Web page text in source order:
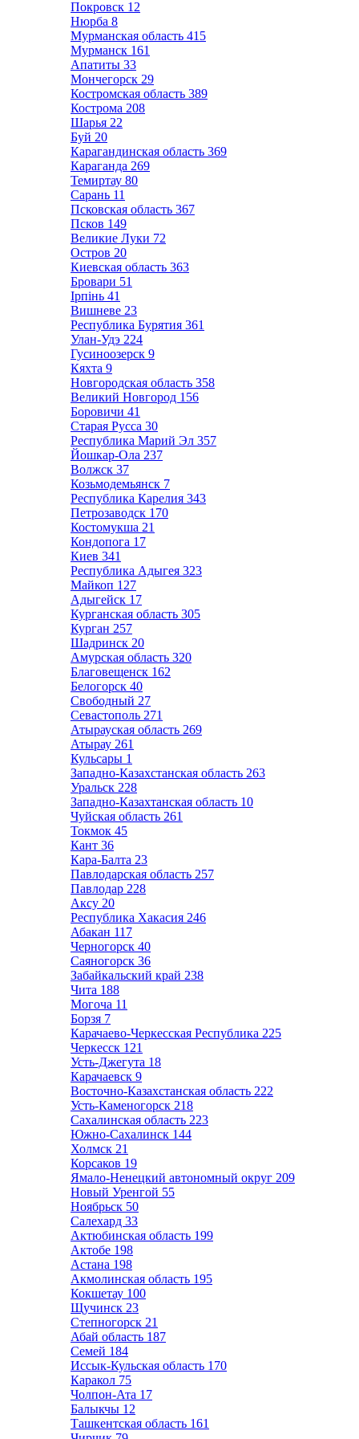
Покровск 12
Нюрба 8
Мурманская область 415
Мурманск 161
Апатиты 33
Мончегорск 29
Костромская область 389
Кострома 208
Шарья 22
Буй 20
Карагандинская область 369
Караганда 269
Темиртау 80
Сарань 11
Псковская область 367
Псков 149
Великие Луки 72
Остров 20
Киевская область 363
Бровари 51
Ірпінь 41
Вишневе 23
Республика Бурятия 361
Улан-Удэ 224
Гусиноозерск 9
Кяхта 9
Новгородская область 358
Великий Новгород 156
Боровичи 41
Старая Русса 30
Республика Марий Эл 357
Йошкар-Ола 237
Волжск 37
Козьмодемьянск 7
Республика Карелия 343
Петрозаводск 170
Костомукша 21
Кондопога 17
Киев 341
Республика Адыгея 323
Майкоп 127
Адыгейск 17
Курганская область 305
Курган 257
Шадринск 20
Амурская область 320
Благовещенск 162
Белогорск 40
Свободный 27
Севастополь 271
Атырауская область 269
Атырау 261
Кульсары 1
Западно-Казахстанская область 263
Уральск 228
Западно-Казахтанская область 10
Чуйская область 261
Токмок 45
Кант 36
Кара-Балта 23
Павлодарская область 257
Павлодар 228
Аксу 20
Республика Хакасия 246
Абакан 117
Черногорск 40
Саяногорск 36
Забайкальский край 238
Чита 188
Могоча 11
Борзя 7
Карачаево-Черкесская Республика 225
Черкесск 121
Усть-Джегута 18
Карачаевск 9
Восточно-Казахстанская область 222
Усть-Каменогорск 218
Сахалинская область 223
Южно-Сахалинск 144
Холмск 21
Корсаков 19
Ямало-Ненецкий автономный округ 209
Новый Уренгой 55
Ноябрьск 50
Салехард 33
Актюбинская область 199
Актобе 198
Астана 198
Акмолинская область 195
Кокшетау 100
Щучинск 23
Степногорск 21
Абай область 187
Семей 184
Иссык-Кульская область 170
Каракол 75
Чолпон-Ата 17
Балыкчы 12
Ташкентская область 161